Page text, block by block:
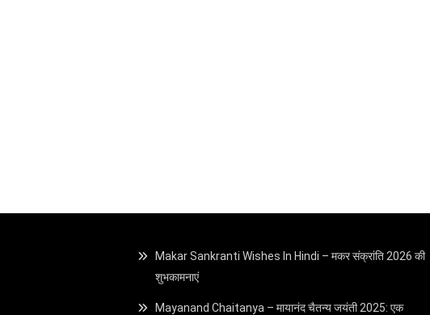
Makar Sankranti Wishes In Hindi – मकर संक्रांति 2026 की
शुभकामनाएं
Mayanand Chaitanya – मायानंद चैतन्य जयंती 2025: एक